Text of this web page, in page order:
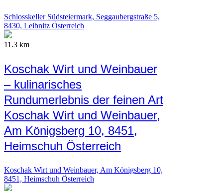
Schlosskeller Südsteiermark, Seggaubergstraße 5,
8430, Leibnitz Österreich
11.3 km
Koschak Wirt und Weinbauer
– kulinarisches
Rundumerlebnis der feinen Art
Koschak Wirt und Weinbauer,
Am Königsberg 10, 8451,
Heimschuh Österreich
Koschak Wirt und Weinbauer, Am Königsberg 10,
8451, Heimschuh Österreich